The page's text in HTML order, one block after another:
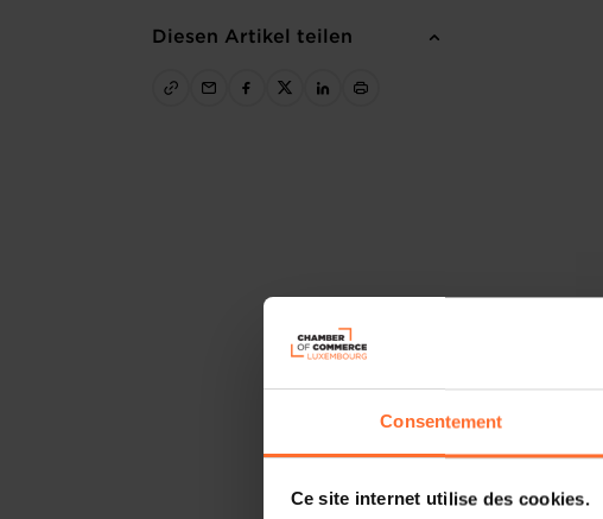
Consentement
Ce site internet utilise des cookies.
Diesen Artikel teilen